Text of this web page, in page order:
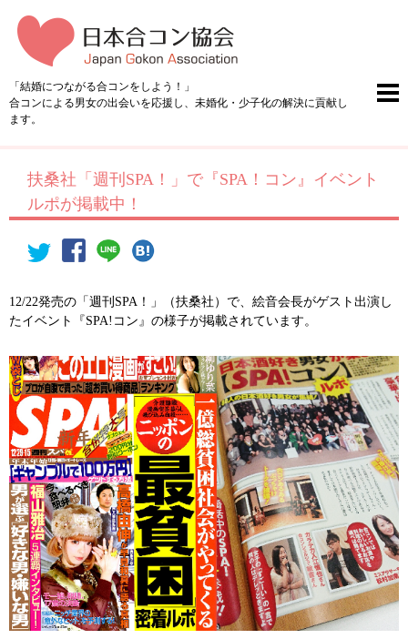
「結婚につながる合コンをしよう！」
合コンによる男女の出会いを応援し、未婚化・少子化の解決に貢献し
ます。
扶桑社「週刊SPA！」で『SPA！コン』イベント
ルポが掲載中！
12/22発売の「週刊SPA！」（扶桑社）で、絵音会長がゲスト出演し
たイベント『SPA!コン』の様子が掲載されています。